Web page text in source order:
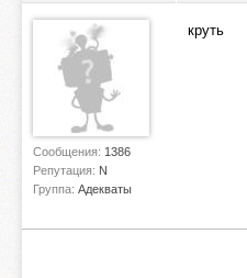
Сообщения: 1386
Репутация: N
Группа: Адекваты
круть